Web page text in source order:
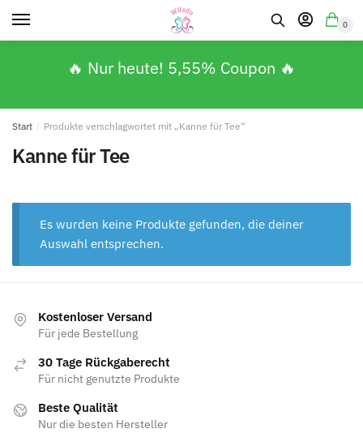
0
🔥 Nur heute! 5,55% Coupon 🔥
Start / Produkte verschlagwortet mit „Kanne für Tee“
Kanne für Tee
Es wurden keine Produkte gefunden, die deiner
Auswahl entsprechen.
Kostenloser Versand
Für jede Bestellung
30 Tage Rückgaberecht
Für nicht genutzte Produkte
Beste Qualität
Nur die besten Hersteller